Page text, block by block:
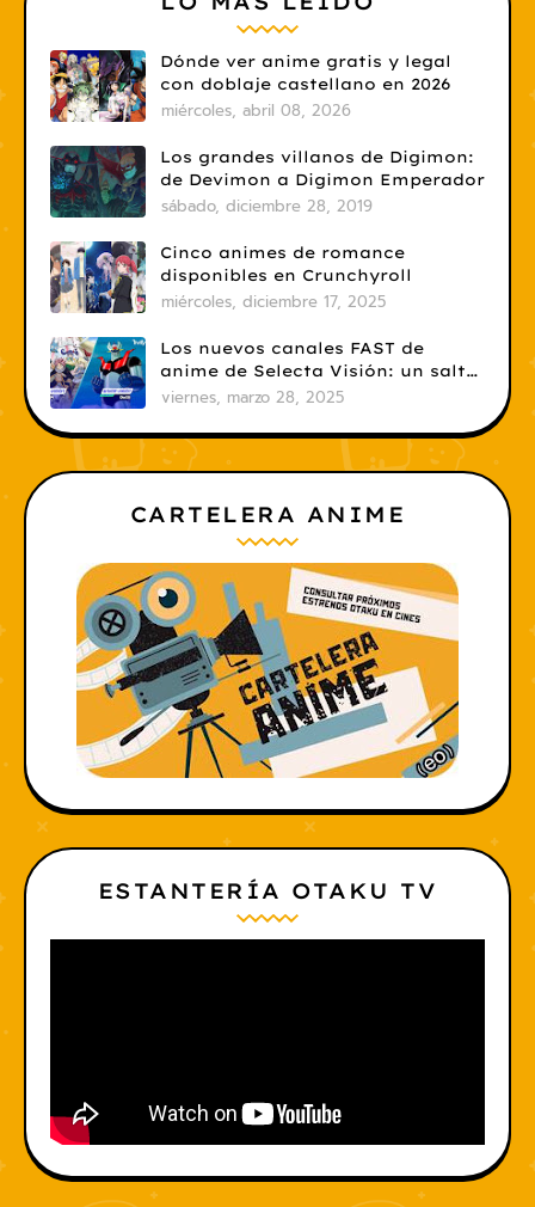
Dónde ver anime gratis y legal
con doblaje castellano en 2026
miércoles, abril 08, 2026
Los grandes villanos de Digimon:
de Devimon a Digimon Emperador
sábado, diciembre 28, 2019
Cinco animes de romance
disponibles en Crunchyroll
miércoles, diciembre 17, 2025
Los nuevos canales FAST de
anime de Selecta Visión: un salto
necesario
viernes, marzo 28, 2025
CARTELERA ANIME
ESTANTERÍA OTAKU TV